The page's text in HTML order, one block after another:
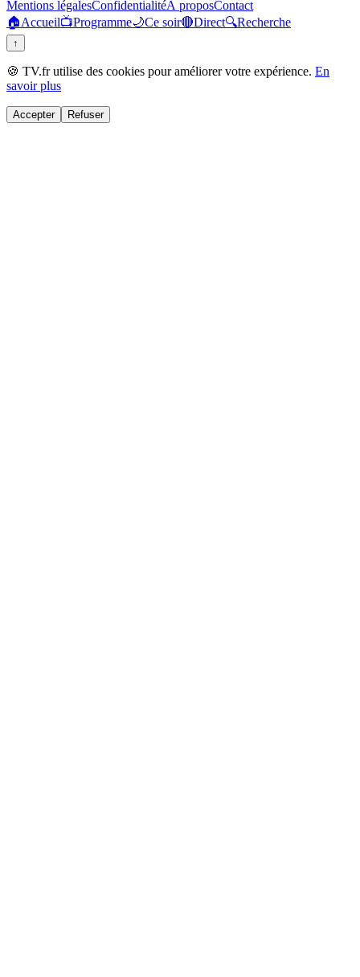
Mentions légalesConfidentialitéÀ proposContact
🏠Accueil📺Programme🌙Ce soir🔴Direct🔍Recherche
↑
🍪 TV.fr utilise des cookies pour améliorer votre expérience. En
savoir plus
Accepter Refuser